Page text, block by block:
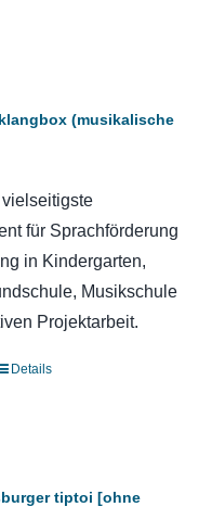
(musikalische
für Sprachförderung
in Kindergarten,
Musikschule
Projektarbeit.
Details
tiptoi [ohne